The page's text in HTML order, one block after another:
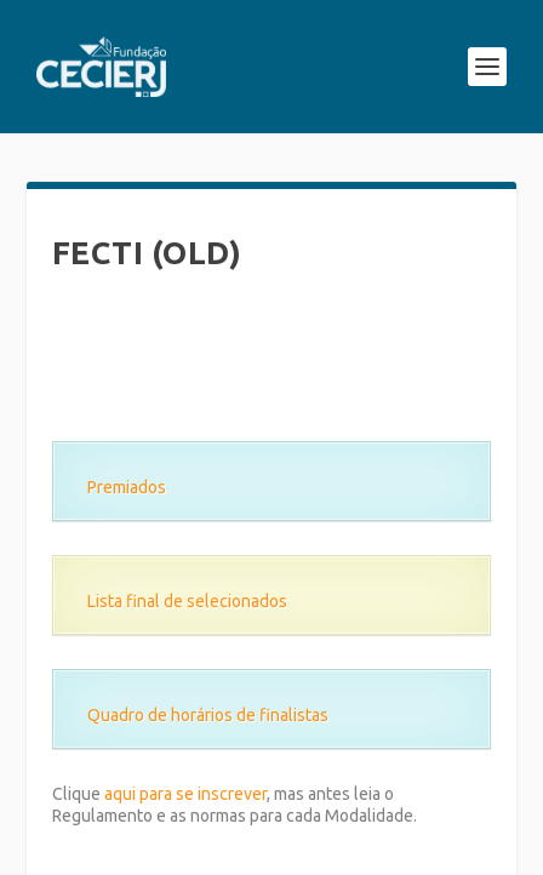
FECTI (OLD)
Premiados
Lista final de selecionados
Quadro de horários de finalistas
Clique aqui para se inscrever, mas antes leia o
Regulamento e as normas para cada Modalidade.